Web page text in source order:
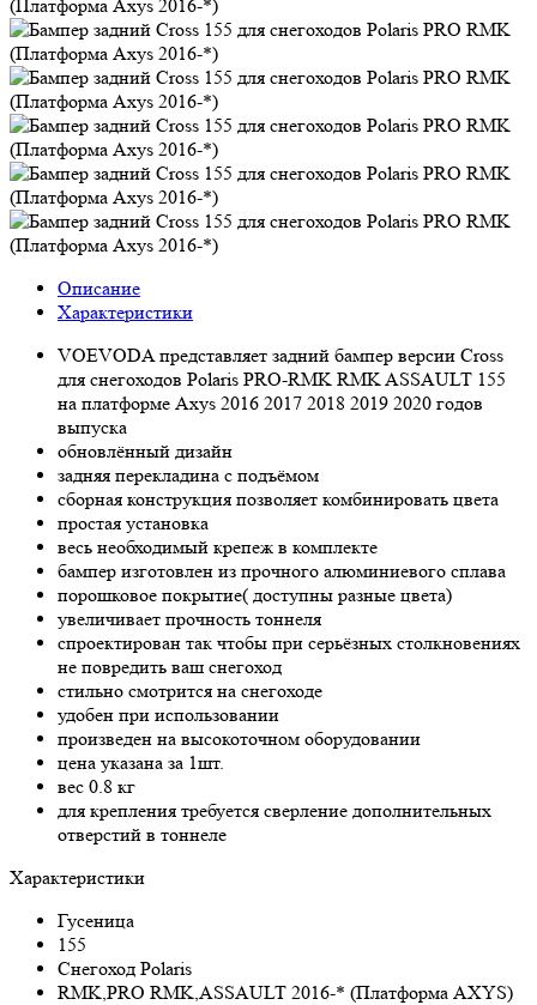
Описание
Характеристики
VOEVODA представляет задний бампер версии Cross
для снегоходов Polaris PRO-RMK RMK ASSAULT 155
на платформе Axys 2016 2017 2018 2019 2020 годов
выпуска
обновлённый дизайн
задняя перекладина с подъёмом
сборная конструкция позволяет комбинировать цвета
простая установка
весь необходимый крепеж в комплекте
бампер изготовлен из прочного алюминиевого сплава
порошковое покрытие( доступны разные цвета)
увеличивает прочность тоннеля
cпроектирован так чтобы при серьёзных столкновениях
не повредить ваш снегоход
стильно смотрится на снегоходе
удобен при использовании
произведен на высокоточном оборудовании
цена указана за 1шт.
вес 0.8 кг
для крепления требуется сверление дополнительных
отверстий в тоннеле
Характеристики
Гусеница
155
Снегоход Polaris
RMK,PRO RMK,ASSAULT 2016-* (Платформа AXYS)